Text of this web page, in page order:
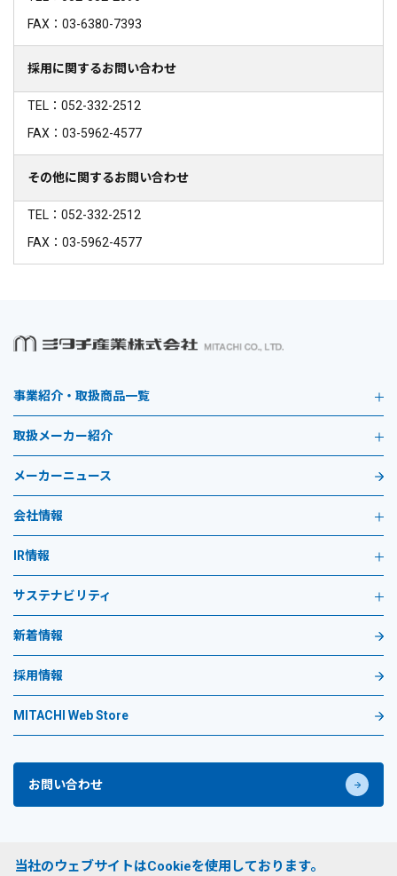
FAX：03-6380-7393
採用に関するお問い合わせ
TEL：052-332-2512
FAX：03-5962-4577
その他に関するお問い合わせ
TEL：052-332-2512
FAX：03-5962-4577
事業紹介・取扱商品一覧
取扱メーカー紹介
メーカーニュース
会社情報
IR情報
サステナビリティ
新着情報
採用情報
MITACHI Web Store
お問い合わせ
当社のウェブサイトはCookieを使用しております。